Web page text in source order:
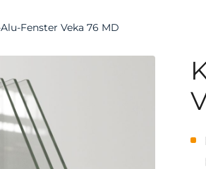
Fenster Veka 76 MD